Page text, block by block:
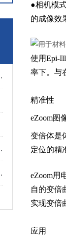
的双重发展
与应用
事项？
●相机模
的成像效
使用Epi-
率下。与
精准性
eZoom图
变倍体是
定位的精
eZoom用
自的变倍
实现变倍
应用